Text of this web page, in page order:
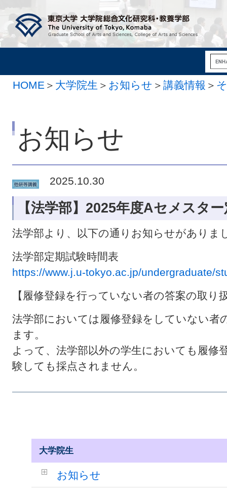
HOME ＞ 大学院生 ＞ お知らせ ＞ 講義情報 ＞
お知らせ
2025.10.30
【法学部】2025年度Aセメスタ
法学部より、以下の通りお知らせがありま
法学部定期試験時間表
https://www.j.u-tokyo.ac.jp/undergraduate/
【履修登録を行っていない者の答案の取り
法学部においては履修登録をしていない者
ます。
よって、法学部以外の学生においても履修
験しても採点されません。
大学院生
お知らせ